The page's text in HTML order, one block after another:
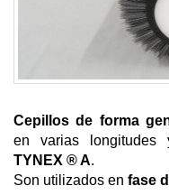
Cepillos de forma
en varias
TYNEX ® A.
Son utilizados en fase